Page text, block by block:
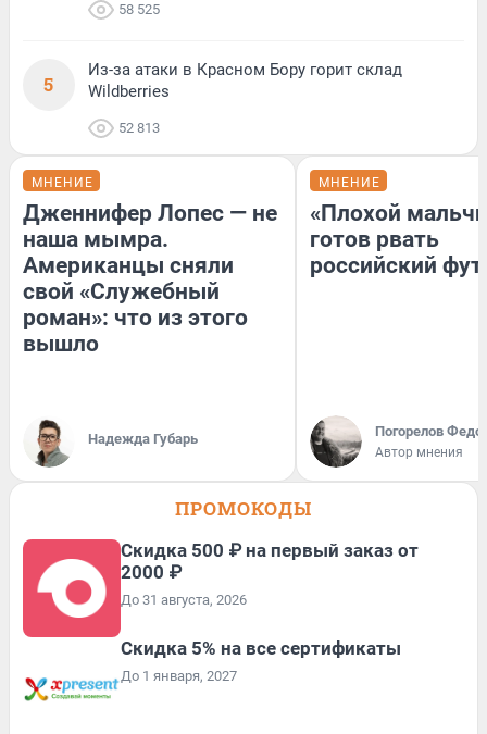
58 525
5
Из-за атаки в Красном Бору горит склад
Wildberries
52 813
МНЕНИЕ
Дженнифер Лопес — не
наша мымра.
Американцы сняли
свой «Служебный
роман»: что из этого
вышло
Надежда Губарь
МНЕНИЕ
«Плохой
готов рвать
российский
Погорелов
Автор мнения
ПРОМОКОДЫ
Скидка 500 ₽ на первый заказ от
2000 ₽
До 31 августа, 2026
Скидка 5% на все сертификаты
До 1 января, 2027